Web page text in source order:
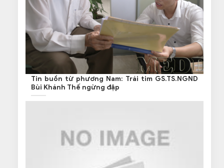
Tin buồn từ phương Nam: Trái tim GS.TS.NGND
Bùi Khánh Thế ngừng đập